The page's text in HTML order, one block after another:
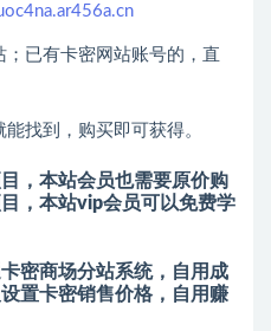
已有卡密网站账号的，直
找到，购买即可获得。
，本站会员也需要原价购
，本站vip会员可以免费学
密商场分站系统，自用成
置卡密销售价格，自用赚